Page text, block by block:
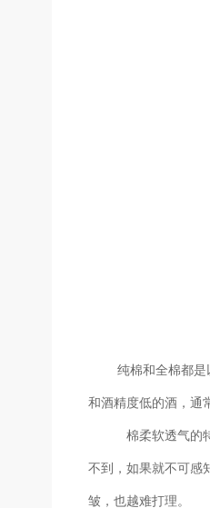
纯棉和全棉都
和酒精度低的酒，通
棉柔软透气的
不到，如果就不可感
皱，也越难打理。